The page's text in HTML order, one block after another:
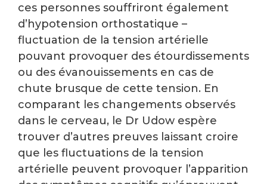
ces personnes souffriront également
d’hypotension orthostatique –
fluctuation de la tension artérielle
pouvant provoquer des étourdissements
ou des évanouissements en cas de
chute brusque de cette tension. En
comparant les changements observés
dans le cerveau, le Dr Udow espère
trouver d’autres preuves laissant croire
que les fluctuations de la tension
artérielle peuvent provoquer l’apparition